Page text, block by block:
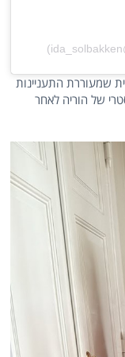
22, יפיפייה נורווגית שמעוררת התעניינות
של הוריה לאחר